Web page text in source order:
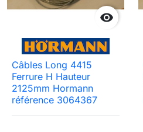

Câbles Long 4415
Ferrure H Hauteur
2125mm Hormann
référence 3064367